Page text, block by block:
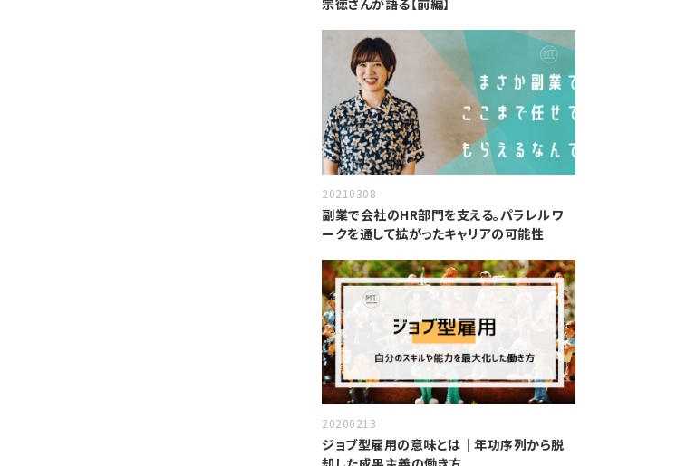
宗徳さんが語る【前編】
20210308
副業で会社のHR部門を支える。パラレルワ
ークを通して拡がったキャリアの可能性
20200213
ジョブ型雇用の意味とは｜年功序列から脱